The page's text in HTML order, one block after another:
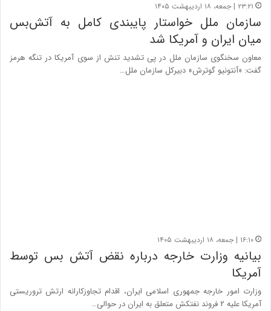
۲۳:۲۱ | جمعه، ۱۸ اردیبهشت ۱۴۰۵
سازمان ملل خواستار پایبندی کامل به آتش‌بس
میان ایران و آمریکا شد
معاون سخنگوی سازمان ملل در پی تشدید تنش از سوی آمریکا در تنگه هرمز
گفت: «آنتونیو گوترش» دبیرکل سازمان ملل…
۱۶:۱۰ | جمعه، ۱۸ اردیبهشت ۱۴۰۵
بیانیه وزارت خارجه درباره نقض آتش بس توسط
آمریکا
وزارت امور خارجه جمهوری اسلامی ایران، اقدام تجاوزکارانه ارتش تروریستی
آمریکا علیه ٢ فروند نفتکش متعلق به ایران در حوالی…